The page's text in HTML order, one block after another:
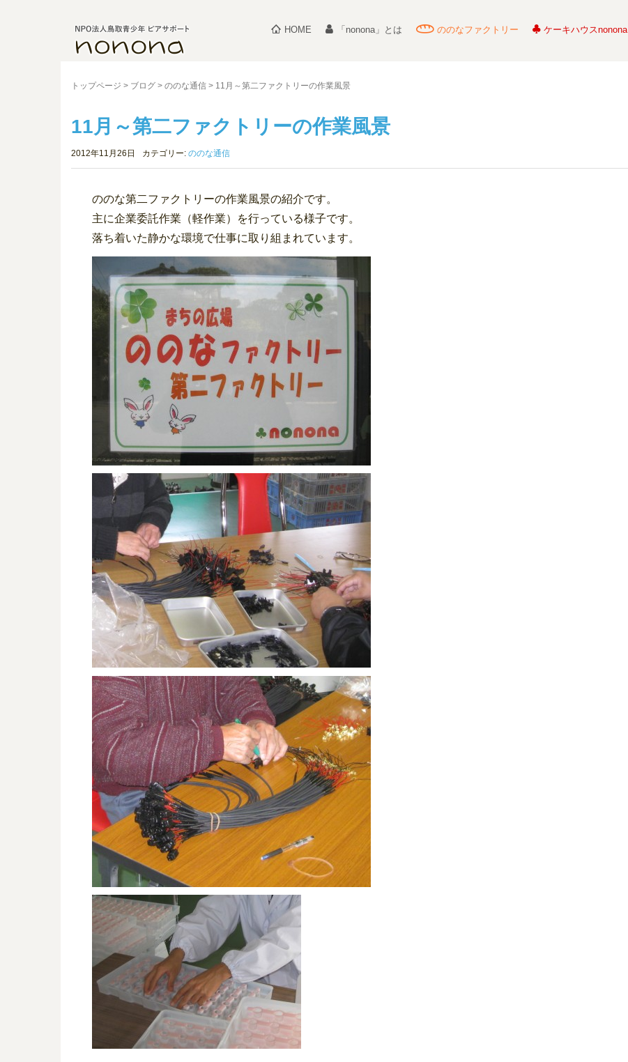
HOME 「nonona」とは ののなファクトリー ケーキハウスnonona
トップページ > ブログ > ののな通信 > 11月～第二ファクトリーの作業風景
11月～第二ファクトリーの作業風景
2012年11月26日 カテゴリー: ののな通信
ののな第二ファクトリーの作業風景の紹介です。
主に企業委託作業（軽作業）を行っている様子です。
落ち着いた静かな環境で仕事に取り組まれています。